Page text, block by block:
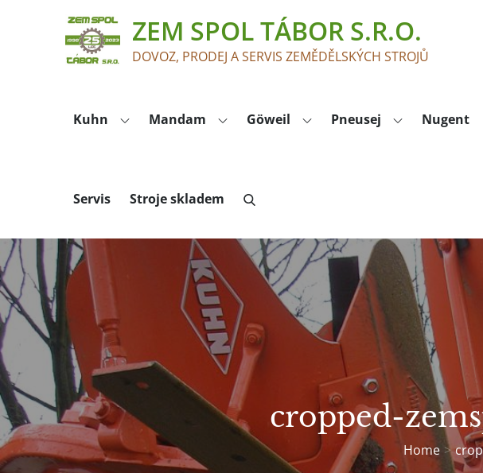
ZEM SPOL TÁBOR S.R.O.
DOVOZ, PRODEJ A SERVIS ZEMĚDĚLSKÝCH STROJŮ
Kuhn Mandam Göweil Pneusej Nugent
Servis Stroje skladem
cropped-
Home